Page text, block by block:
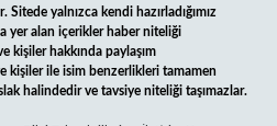
Sitede yalnızca kendi hazırladığımız
yer alan içerikler haber niteliği
kişiler hakkında paylaşım
kişiler ile isim benzerlikleri tamamen
halindedir ve tavsiye niteliği taşımazlar.